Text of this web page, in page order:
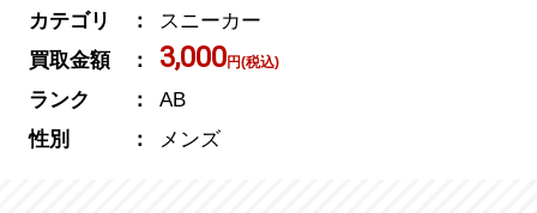
カテゴリ
スニーカー
買取金額
3,000円(税込)
ランク
AB
性別
メンズ